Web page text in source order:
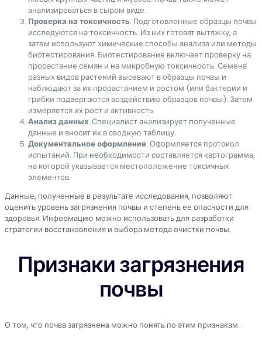
анализироваться в сыром виде.
Проверка на токсичность. Подготовленные образцы почвы
исследуются на токсичность. Из них готовят вытяжку, а
затем используют химические способы анализа или методы
биотестирования. Биотестирование включает проверку на
прорастание семян и на микробную токсичность. Семена
разных видов растений высевают в образцы почвы и
наблюдают за их прорастанием и ростом (или бактерии и
грибки подвергаются воздействию образцов почвы). Затем
измеряется их рост и активность.
Анализ данных. Специалист анализирует полученные
данные и вносит их в сводную таблицу.
Документальное оформление. Оформляется протокол
испытаний. При необходимости составляется картограмма,
на которой указывается местоположение токсичных
элементов.
Данные, полученные в результате исследования, позволяют
оценить уровень загрязнения почвы и степень ее опасности для
здоровья. Информацию можно использовать для разработки
стратегии восстановления и выбора метода очистки почвы.
Признаки загрязнения
почвы
О том, что почва загрязнена можно понять по этим признакам.